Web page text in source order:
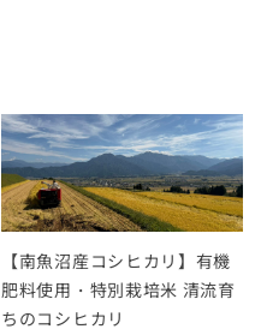
【南魚沼産コシヒカリ】有機
肥料使用・特別栽培米 清流育
ちのコシヒカリ